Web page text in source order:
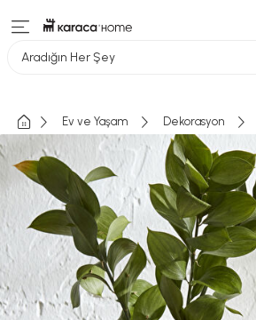
Aradığın Her Şey
Ev ve Yaşam Dekorasyon